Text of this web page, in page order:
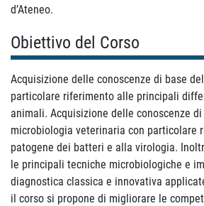
d’Ateneo.
Obiettivo del Corso
Acquisizione delle conoscenze di base
particolare riferimento alle principali
animali. Acquisizione delle conoscenze
microbiologia veterinaria con particolare
patogene dei batteri e alla virologia.
le principali tecniche microbiologiche e
diagnostica classica e innovativa
il corso si propone di migliorare le